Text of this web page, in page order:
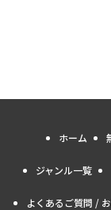
ホーム
ジャンル一覧
よくあるご質問 /